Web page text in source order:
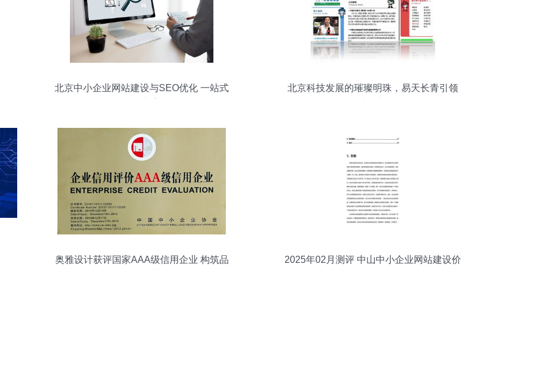
北京中小企业网站建设与SEO优化 一站式
北京科技发展的璀璨明珠，易天长青引领
奥雅设计获评国家AAA级信用企业 构筑品
2025年02月测评 中山中小企业网站建设价